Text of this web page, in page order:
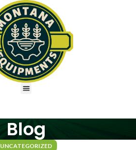
Blog
UNCATEGORIZED